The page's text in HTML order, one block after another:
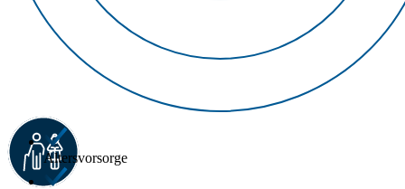
Altersvorsorge